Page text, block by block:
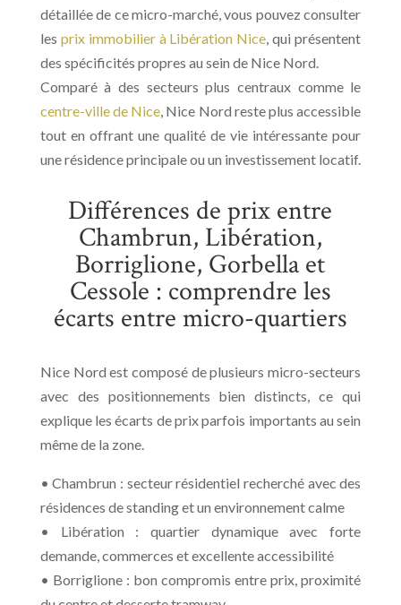
détaillée de ce micro-marché, vous pouvez consulter
les prix immobilier à Libération Nice, qui présentent
des spécificités propres au sein de Nice Nord.
Comparé à des secteurs plus centraux comme le
centre-ville de Nice, Nice Nord reste plus accessible
tout en offrant une qualité de vie intéressante pour
une résidence principale ou un investissement locatif.
Différences de prix entre
Chambrun, Libération,
Borriglione, Gorbella et
Cessole : comprendre les
écarts entre micro-quartiers
Nice Nord est composé de plusieurs micro-secteurs
avec des positionnements bien distincts, ce qui
explique les écarts de prix parfois importants au sein
même de la zone.
• Chambrun : secteur résidentiel recherché avec des
résidences de standing et un environnement calme
• Libération : quartier dynamique avec forte
demande, commerces et excellente accessibilité
• Borriglione : bon compromis entre prix, proximité